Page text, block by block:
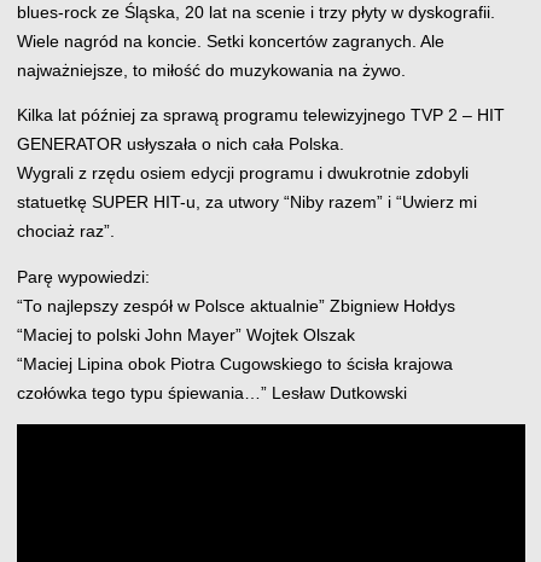
blues-rock ze Śląska, 20 lat na scenie i trzy płyty w dyskografii.
Wiele nagród na koncie. Setki koncertów zagranych. Ale
najważniejsze, to miłość do muzykowania na żywo.
Kilka lat później za sprawą programu telewizyjnego TVP 2 – HIT
GENERATOR usłyszała o nich cała Polska.
Wygrali z rzędu osiem edycji programu i dwukrotnie zdobyli
statuetkę SUPER HIT-u, za utwory “Niby razem” i “Uwierz mi
chociaż raz”.
Parę wypowiedzi:
“To najlepszy zespół w Polsce aktualnie” Zbigniew Hołdys
“Maciej to polski John Mayer” Wojtek Olszak
“Maciej Lipina obok Piotra Cugowskiego to ścisła krajowa
czołówka tego typu śpiewania…” Lesław Dutkowski